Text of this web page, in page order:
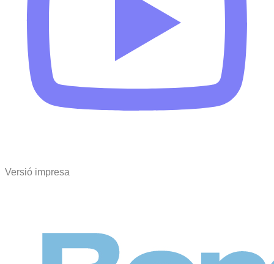
Versió impresa